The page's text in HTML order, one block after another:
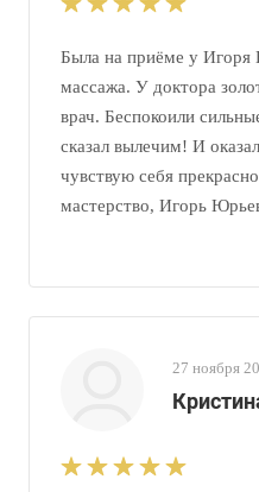
Была на приёме у Игоря
массажа. У доктора
врач. Беспокоили
сказал вылечим! И
чувствую себя
мастерство, Игорь
27 ноября